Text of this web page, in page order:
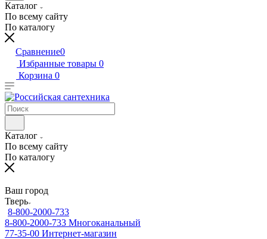
Каталог
По всему сайту
По каталогу
Сравнение0
Избранные товары 0
Корзина 0
Каталог
По всему сайту
По каталогу
Ваш город
Тверь
8-800-2000-733
8-800-2000-733 Многоканальный
77-35-00 Интернет-магазин